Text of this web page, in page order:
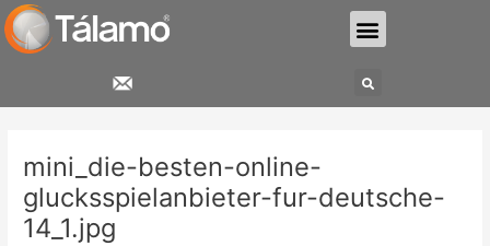
al
contenido
Menu
Search
mini_die-besten-online-
glucksspielanbieter-fur-deutsche-
14_1.jpg
entradas